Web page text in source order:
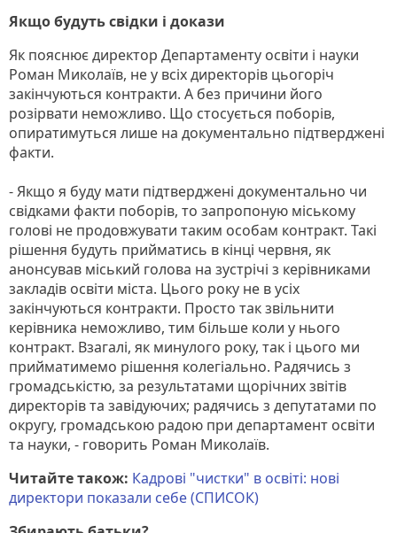
Якщо будуть свідки і докази
Як пояснює директор Департаменту освіти і науки
Роман Миколаїв, не у всіх директорів цьогоріч
закінчуються контракти. А без причини його
розірвати неможливо. Що стосується поборів,
опиратимуться лише на документально підтверджені
факти.
- Якщо я буду мати підтверджені документально чи
свідками факти поборів, то запропоную міському
голові не продовжувати таким особам контракт. Такі
рішення будуть прийматись в кінці червня, як
анонсував міський голова на зустрічі з керівниками
закладів освіти міста. Цього року не в усіх
закінчуються контракти. Просто так звільнити
керівника неможливо, тим більше коли у нього
контракт. Взагалі, як минулого року, так і цього ми
прийматимемо рішення колегіально. Радячись з
громадськістю, за результатами щорічних звітів
директорів та завідуючих; радячись з депутатами по
округу, громадською радою при департамент освіти
та науки, - говорить Роман Миколаїв.
Читайте також: Кадрові "чистки" в освіті: нові
директори показали себе (СПИСОК)